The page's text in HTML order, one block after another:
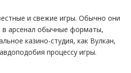
и свежие игры. Обычно они
в арсенал обычные форматы,
казино-студия, как Вулкан,
процессу игры.